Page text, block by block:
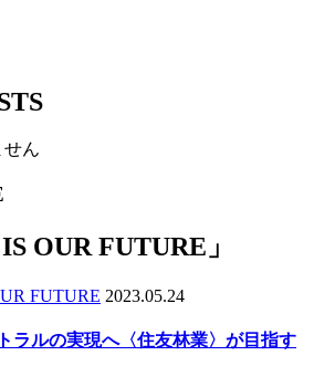
せん
OUR FUTURE 」
FUTURE 2023.05.24
ラルの実現へ〈住友林業〉が目指す